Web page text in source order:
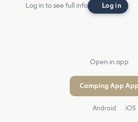
Log in to see full info Log in
Open in app
Camping App App
Android iOS